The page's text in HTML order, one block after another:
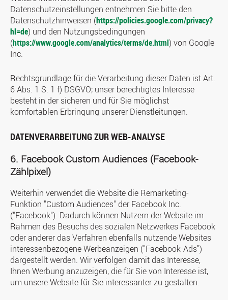
Datenschutzeinstellungen entnehmen Sie bitte den
Datenschutzhinweisen (https://policies.google.com/privacy?
hl=de) und den Nutzungsbedingungen
(https://www.google.com/analytics/terms/de.html) von Google
Inc.
Rechtsgrundlage für die Verarbeitung dieser Daten ist Art.
6 Abs. 1 S. 1 f) DSGVO; unser berechtigtes Interesse
besteht in der sicheren und für Sie möglichst
komfortablen Erbringung unserer Dienstleitungen.
DATENVERARBEITUNG ZUR WEB-ANALYSE
6. Facebook Custom Audiences (Facebook-
Zählpixel)
Weiterhin verwendet die Website die Remarketing-
Funktion "Custom Audiences" der Facebook Inc.
("Facebook"). Dadurch können Nutzern der Website im
Rahmen des Besuchs des sozialen Netzwerkes Facebook
oder anderer das Verfahren ebenfalls nutzende Websites
interessenbezogene Werbeanzeigen ("Facebook-Ads")
dargestellt werden. Wir verfolgen damit das Interesse,
Ihnen Werbung anzuzeigen, die für Sie von Interesse ist,
um unsere Website für Sie interessanter zu gestalten.